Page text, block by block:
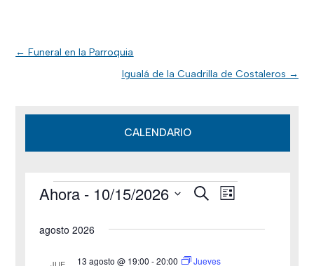
←Funeral en la Parroquia
Igualá de la Cuadrilla de Costaleros →
CALENDARIO
Eventos
N
a
v
B
c
r
N
L
s
Ahora - 10/15/2026
e
agosto 2026
13 agosto @ 19:00 -20:00 Jueves